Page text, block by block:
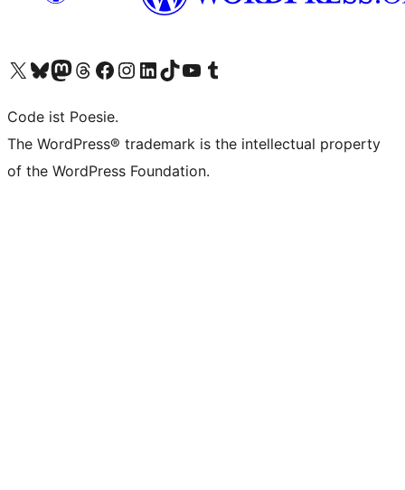
Unser X-Konto (früher Twitter) besuchen
Unser Bluesky-Konto besuchen
Unser Mastodon-Konto besuchen
Unser Threads-Konto besuchen
Unsere Facebook-Seite besuchen
Unser Instagram-Konto besuchen
Unser LinkedIn-Konto besuchen
Unser TikTok-Konto besuchen
Unseren YouTube-Kanal besuchen
Unser Tumblr-Konto besuchen
Code ist Poesie.
The WordPress® trademark is the intellectual property
of the WordPress Foundation.